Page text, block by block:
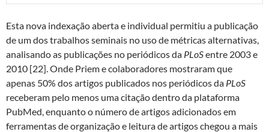
Esta nova indexação aberta e individual permitiu a publicação
de um dos trabalhos seminais no uso de métricas alternativas,
analisando as publicações no periódicos da PLoSentre 2003 e
2010 [22]. Onde Priem e colaboradores mostraram que
apenas 50% dos artigos publicados nos periódicos da PLoS
receberam pelo menos uma citação dentro da plataforma
PubMed, enquanto o número de artigos adicionados em
ferramentas de organização e leitura de artigos chegou a mais